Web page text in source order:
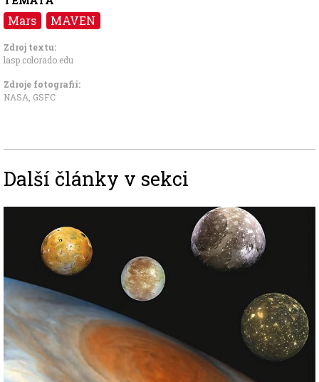
Mars MAVEN
Zdroj textu:
lasp.colorado.edu
Zdroje fotografii:
NASA, GSFC
Další články v sekci